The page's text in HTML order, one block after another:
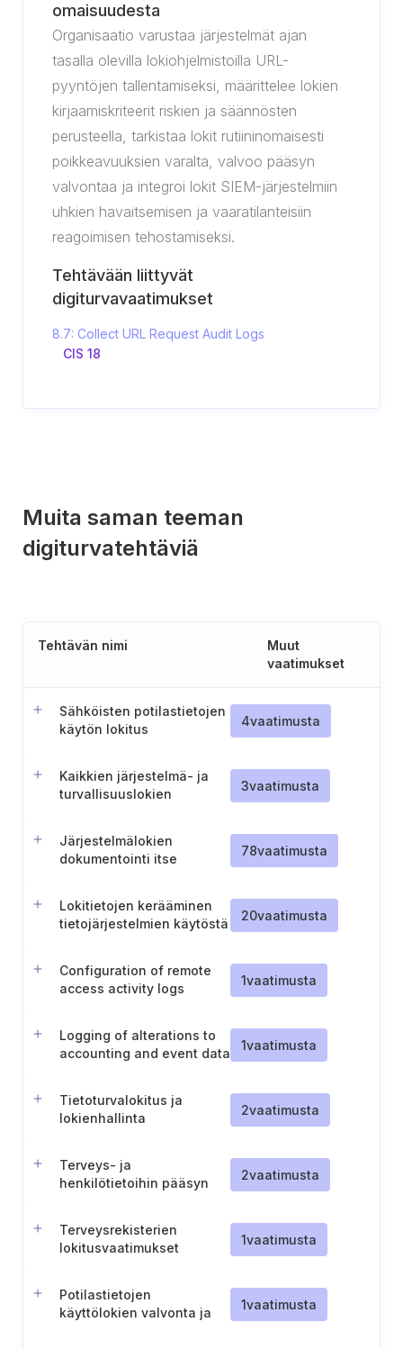
omaisuudesta
Organisaatio varustaa järjestelmät ajan
tasalla olevilla lokiohjelmistoilla URL-
pyyntöjen tallentamiseksi, määrittelee lokien
kirjaamiskriteerit riskien ja säännösten
perusteella, tarkistaa lokit rutiininomaisesti
poikkeavuuksien varalta, valvoo pääsyn
valvontaa ja integroi lokit SIEM-järjestelmiin
uhkien havaitsemisen ja vaaratilanteisiin
reagoimisen tehostamiseksi.
Tehtävään liittyvät
digiturvavaatimukset
8.7: Collect URL Request Audit Logs
CIS 18
Muita saman teeman
digiturvatehtäviä
Tehtävän nimi
Muut
vaatimukset
Sähköisten potilastietojen
käytön lokitus
4vaatimusta
Kaikkien järjestelmä- ja
turvallisuuslokien
3vaatimusta
Järjestelmälokien
dokumentointi itse
78vaatimusta
Lokitietojen kerääminen
tietojärjestelmien käytöstä
20vaatimusta
Configuration of remote
access activity logs
1vaatimusta
Logging of alterations to
accounting and event data
1vaatimusta
Tietoturvalokitus ja
lokienhallinta
2vaatimusta
Terveys- ja
henkilötietoihin pääsyn
koskeva prosessi
2vaatimusta
Terveysrekisterien
lokitusvaatimukset
1vaatimusta
Potilastietojen
käyttölokien valvonta ja
1vaatimusta